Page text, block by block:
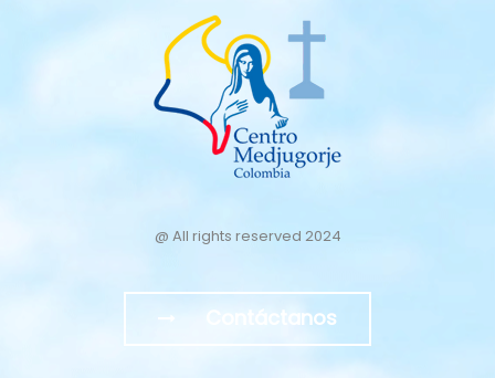
@ All rights reserved 2024
Contáctanos